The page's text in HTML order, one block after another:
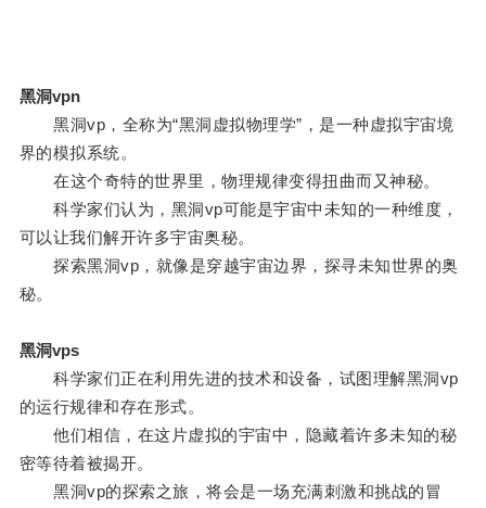
黑洞vpn
黑洞vp，全称为“黑洞虚拟物理学”，是一种虚拟宇宙境
界的模拟系统。
在这个奇特的世界里，物理规律变得扭曲而又神秘。
科学家们认为，黑洞vp可能是宇宙中未知的一种维度，
可以让我们解开许多宇宙奥秘。
探索黑洞vp，就像是穿越宇宙边界，探寻未知世界的奥
秘。
黑洞vps
科学家们正在利用先进的技术和设备，试图理解黑洞vp
的运行规律和存在形式。
他们相信，在这片虚拟的宇宙中，隐藏着许多未知的秘
密等待着被揭开。
黑洞vp的探索之旅，将会是一场充满刺激和挑战的冒